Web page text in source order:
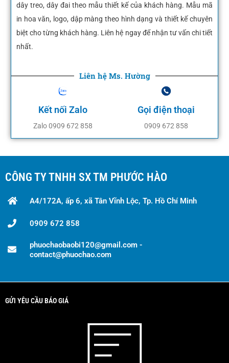
dây treo, dây đai theo mẫu thiết kế của khách hàng. Mẫu mã
in hoa văn, logo, dập màng theo hình dạng và thiết kế chuyên
biệt cho từng khách hàng. Liên hệ ngay để nhận tư vấn chi tiết
nhất.
Liên hệ Ms. Hường
Kết nối Zalo
Zalo 0909 672 858
Gọi điện thoại
0909 672 858
CÔNG TY TNHH SX TM PHƯỚC HÀO
A4/172A, ấp 6, xã Tân Vĩnh Lộc, Tp. Hồ Chí Minh
0909 672 858
phuochaobaobi120@gmail.com -
contact@phuochao.com
GỬI YÊU CẦU BÁO GIÁ